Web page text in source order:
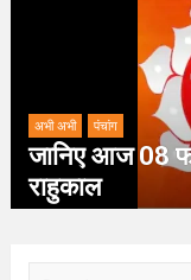
अभी अभी पंचांग
जानिए आज 08
राहुकाल